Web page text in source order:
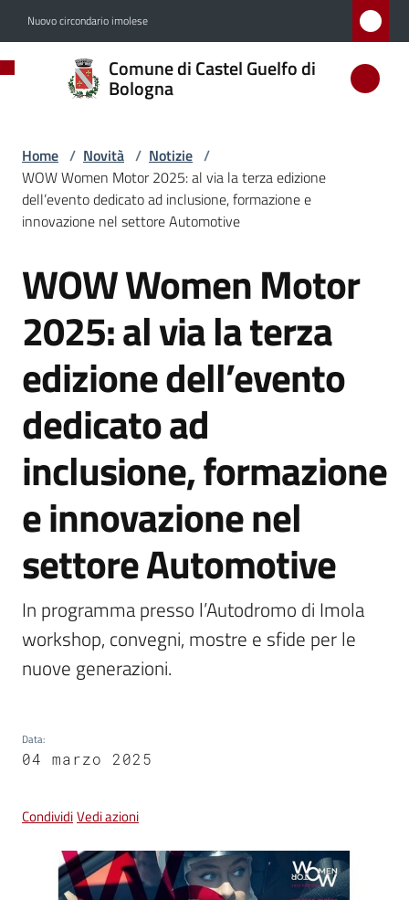
Nuovo circondario imolese
Comune di Castel Guelfo di
Bologna
Comune
di
Guelfo
di
Bologna
Amministrazione
Novità
Menu selezionato
Vivere
Castel
Servizi
online
Tutti
Seguici
su
Home / Novità / Notizie /
WOW Women Motor 2025: al via la terza edizione
dell’evento dedicato ad inclusione, formazione e
innovazione nel settore Automotive
Salta al contenuto
WOW Women Motor
2025: al via la terza
edizione dell’evento
dedicato ad
inclusione, formazione
e innovazione nel
settore Automotive
In programma presso l’Autodromo di Imola
workshop, convegni, mostre e sfide per le
nuove generazioni.
Data:
04 marzo 2025
CondividiVedi azioni